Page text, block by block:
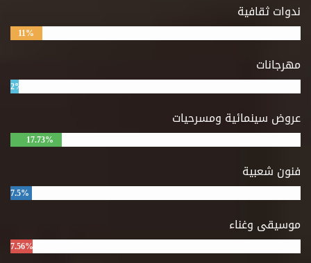
ندوات ثقافية
11%
مهرجانات
2%
عروض سينمائية ومسرحيات
17.73%
فنون شعبية
7.5%
موسيقى وغناء
7.56%